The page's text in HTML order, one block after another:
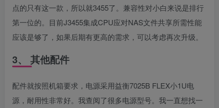
点的只有这一款，所以就3455了。兼容性对小白来说是排行
第一位的。目前J3455集成CPU应对NAS文件共享所需性能
应该是够了，如果后期有更高的需求，可以考虑再次升级。
3、 其他配件
配件就按照机箱要求，电源采用益衡7025B FLEX小1U电
源，耐用性非常好。我查阅了很多电源型号。我一直想找一